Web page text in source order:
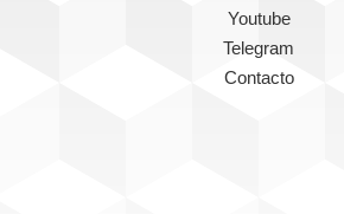
Youtube
Telegram
Contacto